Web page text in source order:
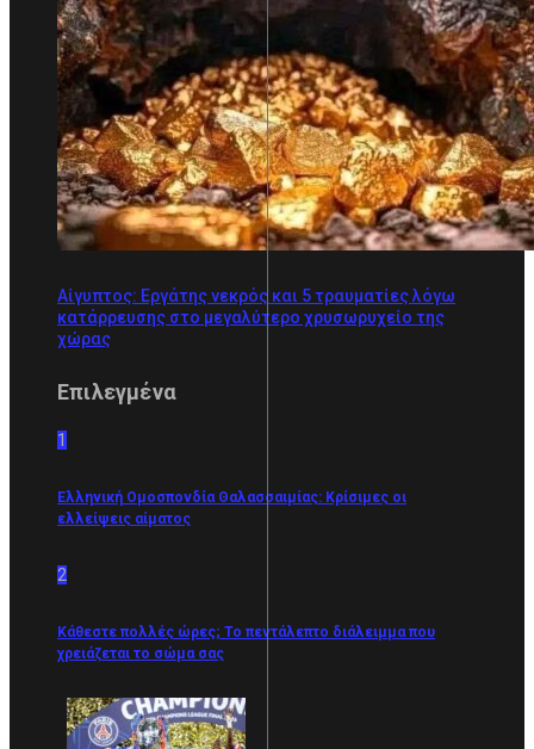
Αίγυπτος: Εργάτης νεκρός και 5 τραυματίες λόγω
κατάρρευσης στο μεγαλύτερο χρυσωρυχείο της
χώρας
Επιλεγμένα
1
Ελληνική Ομοσπονδία Θαλασσαιμίας: Κρίσιμες οι
ελλείψεις αίματος
2
Κάθεστε πολλές ώρες; Το πεντάλεπτο διάλειμμα που
χρειάζεται το σώμα σας